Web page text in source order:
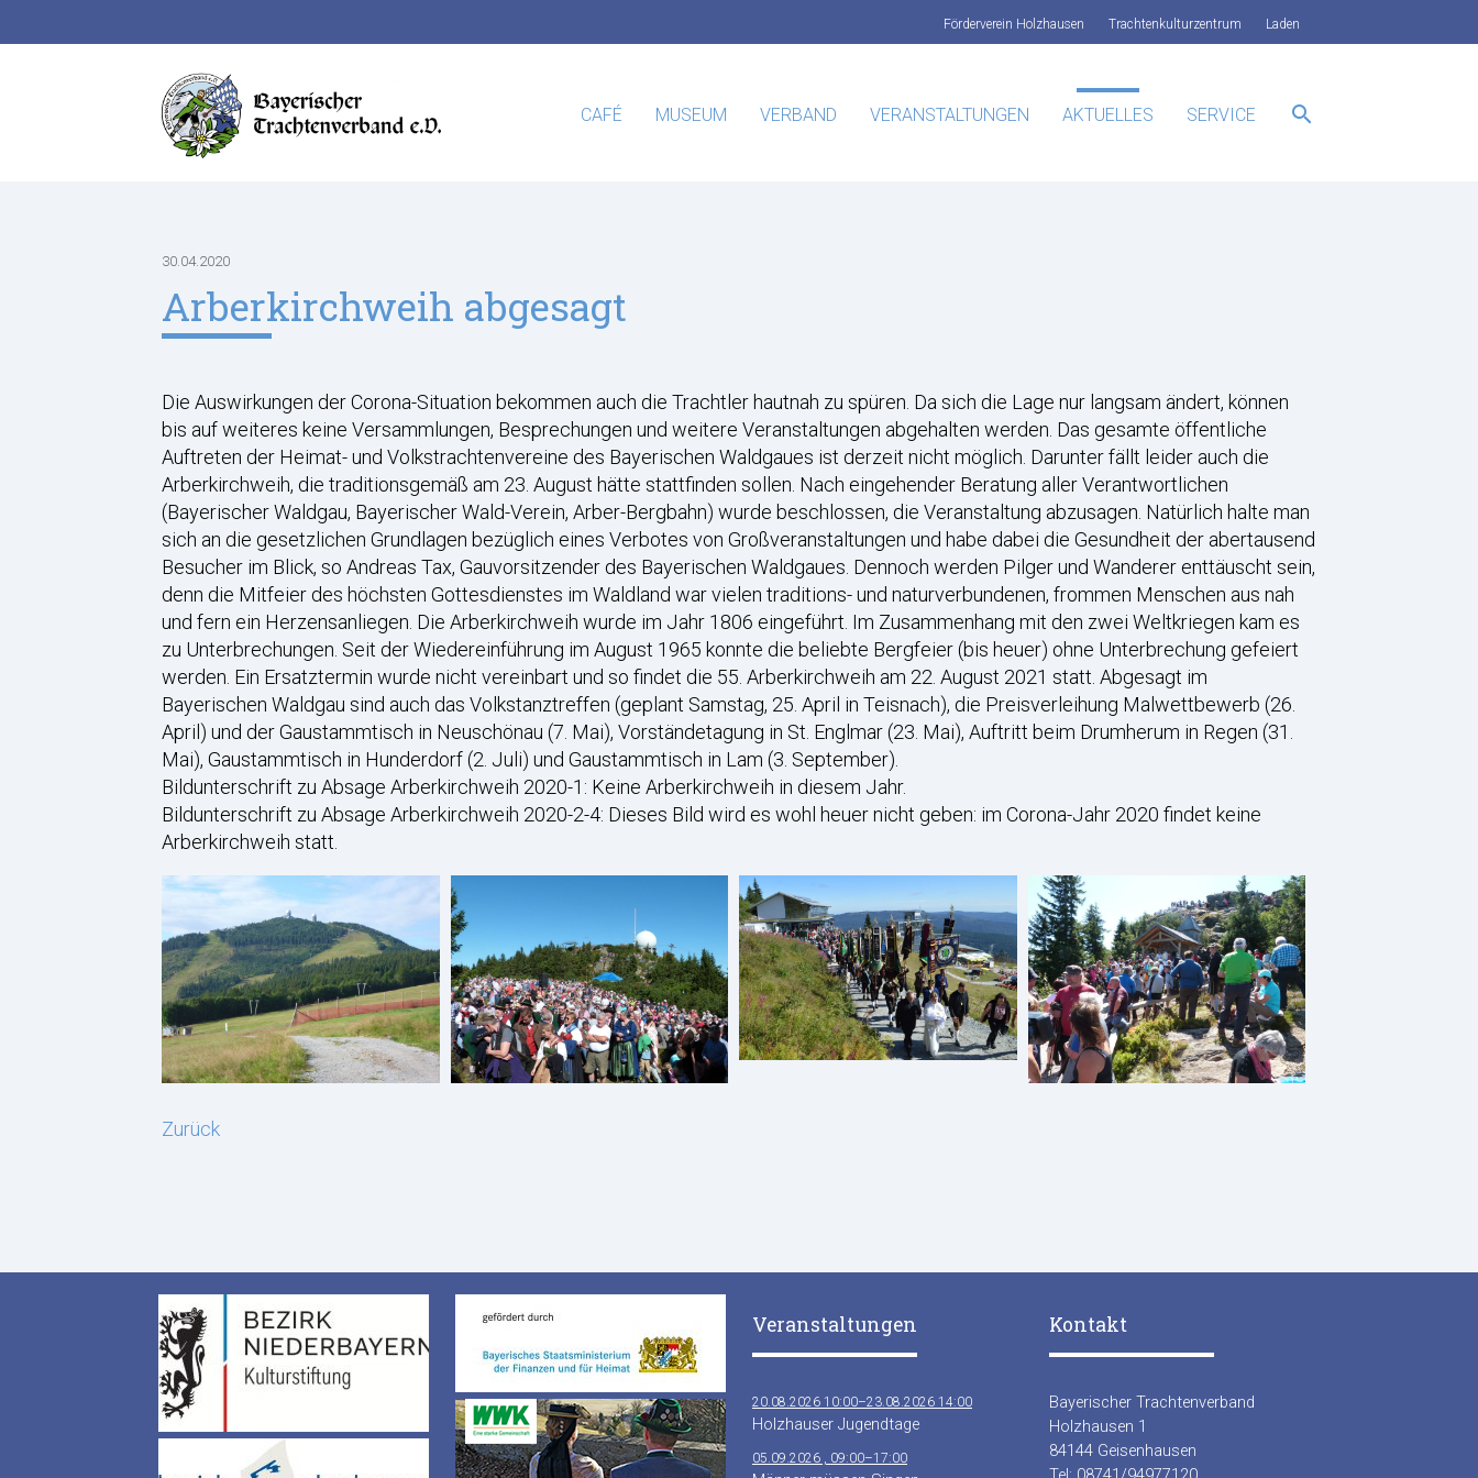
Laden
Trachtenkulturzentrum
Förderverein Holzhausen
CAFÉ MUSEUM VERBAND VERANSTALTUNGEN AKTUELLES SERVICE search
30.04.2020
Arberkirchweih abgesagt
Die Auswirkungen der Corona-Situation bekommen auch die Trachtler hautnah zu spüren. Da sich die Lage nur langsam ändert, können
bis auf weiteres keine Versammlungen, Besprechungen und weitere Veranstaltungen abgehalten werden. Das gesamte öffentliche
Auftreten der Heimat- und Volkstrachtenvereine des Bayerischen Waldgaues ist derzeit nicht möglich. Darunter fällt leider auch die
Arberkirchweih, die traditionsgemäß am 23. August hätte stattfinden sollen. Nach eingehender Beratung aller Verantwortlichen
(Bayerischer Waldgau, Bayerischer Wald-Verein, Arber-Bergbahn) wurde beschlossen, die Veranstaltung abzusagen. Natürlich halte man
sich an die gesetzlichen Grundlagen bezüglich eines Verbotes von Großveranstaltungen und habe dabei die Gesundheit der abertausend
Besucher im Blick, so Andreas Tax, Gauvorsitzender des Bayerischen Waldgaues. Dennoch werden Pilger und Wanderer enttäuscht sein,
denn die Mitfeier des höchsten Gottesdienstes im Waldland war vielen traditions- und naturverbundenen, frommen Menschen aus nah
und fern ein Herzensanliegen. Die Arberkirchweih wurde im Jahr 1806 eingeführt. Im Zusammenhang mit den zwei Weltkriegen kam es
zu Unterbrechungen. Seit der Wiedereinführung im August 1965 konnte die beliebte Bergfeier (bis heuer) ohne Unterbrechung gefeiert
werden. Ein Ersatztermin wurde nicht vereinbart und so findet die 55. Arberkirchweih am 22. August 2021 statt. Abgesagt im
Bayerischen Waldgau sind auch das Volkstanztreffen (geplant Samstag, 25. April in Teisnach), die Preisverleihung Malwettbewerb (26.
April) und der Gaustammtisch in Neuschönau (7. Mai), Vorständetagung in St. Englmar (23. Mai), Auftritt beim Drumherum in Regen (31.
Mai), Gaustammtisch in Hunderdorf (2. Juli) und Gaustammtisch in Lam (3. September).
Bildunterschrift zu Absage Arberkirchweih 2020-1: Keine Arberkirchweih in diesem Jahr.
Bildunterschrift zu Absage Arberkirchweih 2020-2-4: Dieses Bild wird es wohl heuer nicht geben: im Corona-Jahr 2020 findet keine
Arberkirchweih statt.
Zurück
Veranstaltungen
20.08.2026 10:00–23.08.2026 14:00
Holzhauser Jugendtage
05.09.2026 , 09:00–17:00
Kontakt
Bayerischer Trachtenverband
Holzhausen 1
84144 Geisenhausen